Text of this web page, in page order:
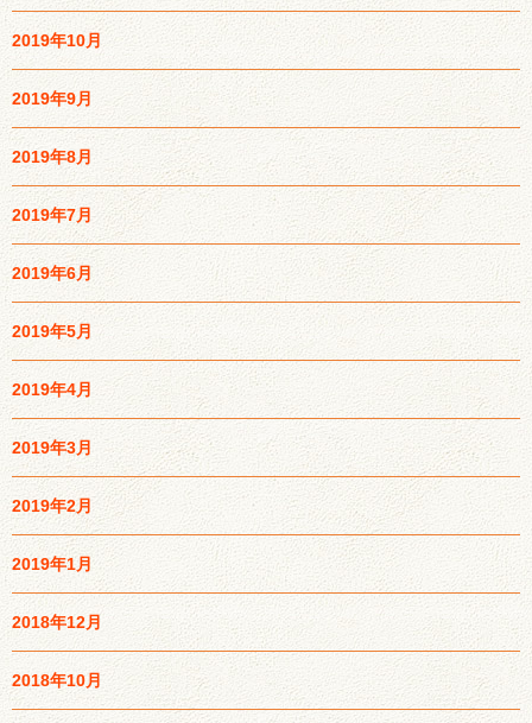
2019年10月
2019年9月
2019年8月
2019年7月
2019年6月
2019年5月
2019年4月
2019年3月
2019年2月
2019年1月
2018年12月
2018年10月